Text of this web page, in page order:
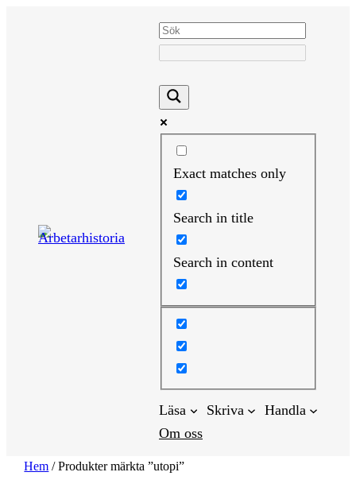
Exact matches only
Search in title
Search in content
Läsa Skriva
Handla
Om oss
Hem / Produkter märkta ”utopi”